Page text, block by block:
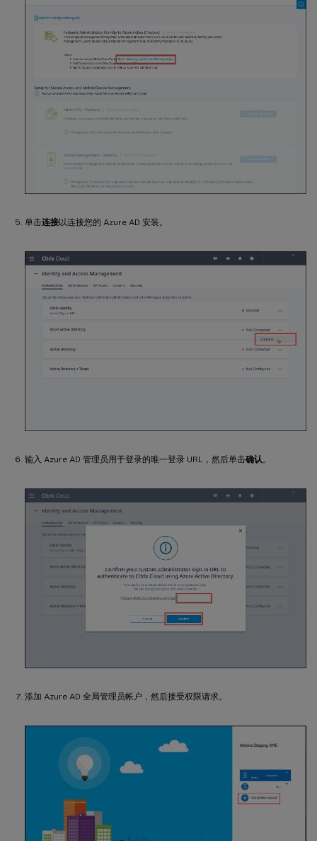
单击连接以连接您的 Azure AD 安装。
输入 Azure AD 管理员用于登录的唯一登录 URL，然后单击确认。
添加 Azure AD 全局管理员帐户，然后接受权限请求。